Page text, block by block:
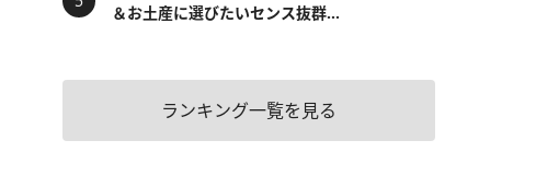
＆お土産に選びたいセンス抜群...
ランキング一覧を見る